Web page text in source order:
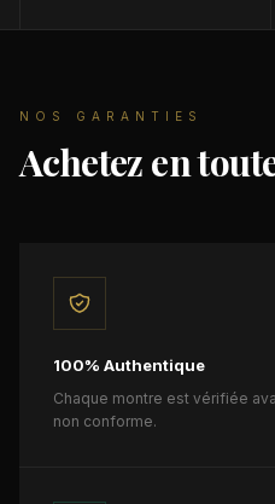
NOS GARANTIES
Achetez en
100% Authentique
Chaque montre est vérifiée
non conforme.